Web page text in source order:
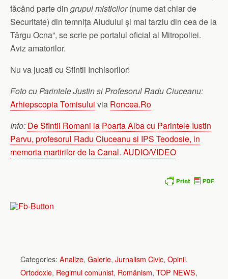
făcând parte din grupul misticilor(nume dat chiar de
Securitate) din temnița Aiudului și mai tarziu din cea de la
Târgu Ocna”, se scrie pe portalul oficial al Mitropoliei.
Aviz amatorilor.
Nu va jucati cu Sfintii Inchisorilor!
Foto cu Parintele Justin si Profesorul Radu Ciuceanu:
Arhiepscopia Tomisului via Roncea.Ro
Info: De Sfintii Romani la Poarta Alba cu Parintele Iustin
Parvu, profesorul Radu Ciuceanu si IPS Teodosie, in
memoria martirilor de la Canal. AUDIO/VIDEO
Categories: Analize, Galerie, Jurnalism Civic, Opinii,
Ortodoxie, Regimul comunist, Românism, TOP NEWS,